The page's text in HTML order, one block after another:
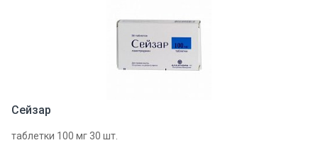
Сейзар
таблетки 100 мг 30 шт.